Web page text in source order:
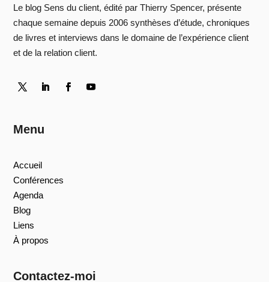
Le blog Sens du client, édité par Thierry Spencer, présente
chaque semaine depuis 2006 synthèses d’étude, chroniques
de livres et interviews dans le domaine de l’expérience client
et de la relation client.
Menu
Accueil
Conférences
Agenda
Blog
Liens
À propos
Contactez-moi